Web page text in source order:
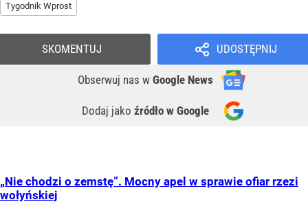
Tygodnik Wprost
UDOSTĘPNIJ
Obserwuj nas w Google News
Dodaj jako źródło w Google
SKOMENTUJ
„Nie chodzi o zemstę”. Mocny apel w sprawie ofiar rzezi
wołyńskiej